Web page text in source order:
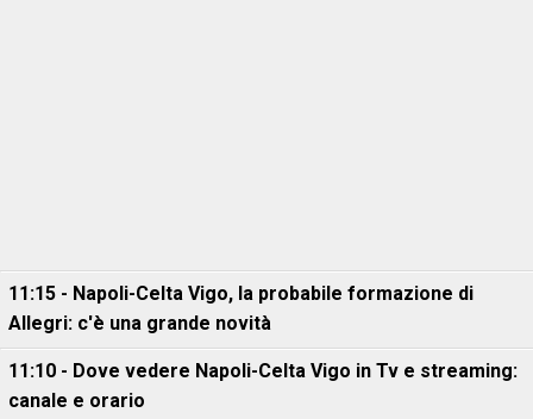
11:15 - Napoli-Celta Vigo, la probabile formazione di
Allegri: c'è una grande novità
11:10 - Dove vedere Napoli-Celta Vigo in Tv e streaming:
canale e orario